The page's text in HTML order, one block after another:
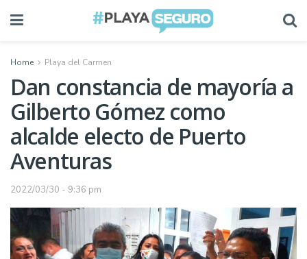
Home Playa del Carmen
Dan constancia de mayoría a
Gilberto Gómez como
alcalde electo de Puerto
Aventuras
2022/03/30 - 9:36 pm